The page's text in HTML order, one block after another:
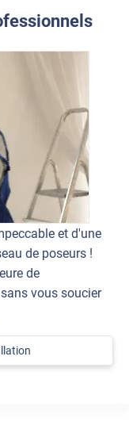
et d'une
de poseurs !
de
vous soucier